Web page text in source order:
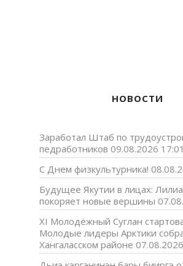
НОВОСТИ
Заработал Штаб по
педработников 09.08.2026 17:01
С Днем физкультурника!
Будущее Якутии в лицах:
покоряет новые вершины
XI Молодёжный Суглан
Молодые лидеры Арктики
Хангаласском районе